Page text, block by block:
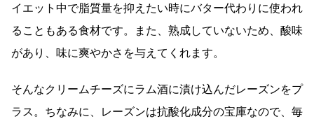
イエット中で脂質量を抑えたい時にバター代わりに使われ
ることもある食材です。また、熟成していないため、酸味
があり、味に爽やかさを与えてくれます。
そんなクリームチーズにラム酒に漬け込んだレーズンをプ
ラス。ちなみに、レーズンは抗酸化成分の宝庫なので、毎